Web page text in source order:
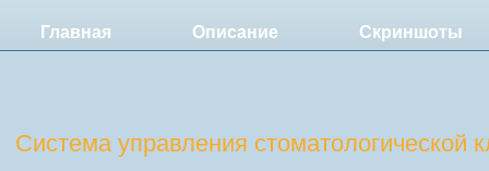
Главная Описание Скриншоты
Система управления стоматологической